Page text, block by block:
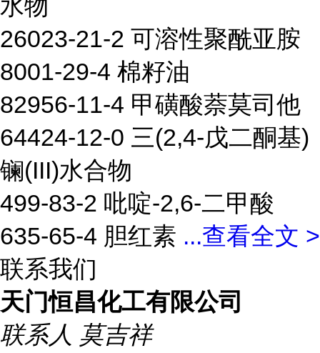
水物
26023-21-2 可溶性聚酰亚胺
8001-29-4 棉籽油
82956-11-4 甲磺酸萘莫司他
64424-12-0 三(2,4-戊二酮基)
镧(III)水合物
499-83-2 吡啶-2,6-二甲酸
635-65-4 胆红素 ...查看全文 >
联系我们
天门恒昌化工有限公司
联系人 莫吉祥